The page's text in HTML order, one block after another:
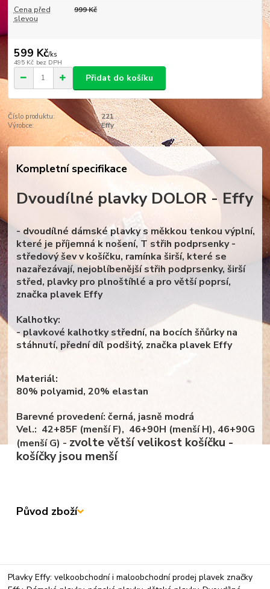
Cena před
slevou
999 Kč
599 Kč/ks
495 Kč bez DPH
Přidat do košíku
Číslo produktu:
221
Výrobce:
Effy
Kompletní specifikace
Dvoudílné plavky DOLOR - Effy
- dvoudílné dámské plavky s měkkou tenkou výplní,
které je příjemná k nošení, T střih podprsenky -
středový šev v košíčku, ramínka širší, které se
nazařezávají, nejoblíbenější střih podprsenky, širší
střed, plavky pro plnoštíhlé a pro větší poprsí,
značka plavek Effy
Kalhotky:
- plavkové kalhotky střední, na bocích šňůrky na
stáhnutí, přední díl podšitý, značka plavek Effy
Materiál:
80% polyamid, 20% elastan
Barevné provedení: černá, jasně modrá
Vel.: 42+85F (menší F), 46+90H (menší H), 46+90G
(menší G) - zvolte větší velikost košíčku -
košíčky jsou menší
Původ zboží
Plavky Effy: velkoobchodní i maloobchodní prodej plavek značky